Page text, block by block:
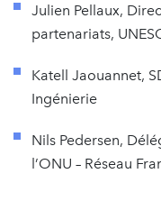
Julien Pellaux,
partenariats,
Katell Jaouannet,
Ingénierie
Nils Pedersen,
l’ONU – Réseau